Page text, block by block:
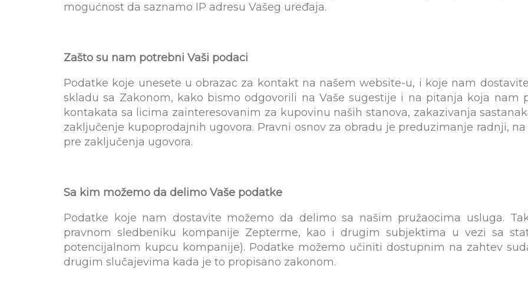
mogućnost da saznamo IP adresu Vašeg uređaja.
Zašto su nam potrebni Vaši podaci
Podatke koje unesete u obrazac za kontakt na našem website-u, i koje nam
skladu sa Zakonom, kako bismo odgovorili na Vaše sugestije i na pitanja koja nam
kontakata sa licima zainteresovanim za kupovinu naših stanova, zakazivanja
zaključenje kupoprodajnih ugovora. Pravni osnov za obradu je preduzimanje radnji,
pre zaključenja ugovora.
Sa kim možemo da delimo Vaše podatke
Podatke koje nam dostavite možemo da delimo sa našim pružaocima usluga.
pravnom sledbeniku kompanije Zepterme, kao i drugim subjektima u vezi sa
potencijalnom kupcu kompanije). Podatke možemo učiniti dostupnim na zahtev
drugim slučajevima kada je to propisano zakonom.